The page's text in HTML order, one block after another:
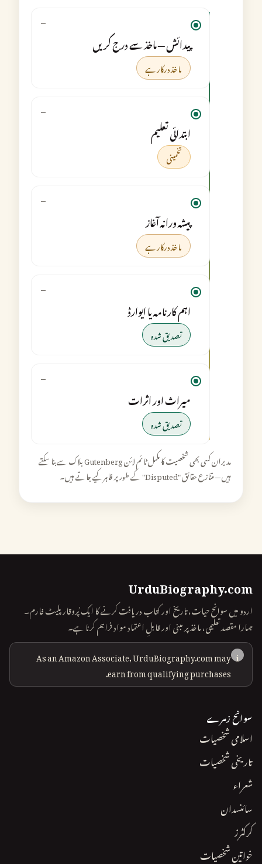
—
پیدائش — ماخذ سے درج کریں
ماخذ درکار ہے
—
ابتدائی تعلیم
تخمینی
—
پیشہ ورانہ آغاز
ماخذ درکار ہے
—
اہم کارنامہ یا ایوارڈ
تصدیق شدہ
—
میراث اور اثرات
تصدیق شدہ
مدیران کسی بھی شخصیت کا مکمل ٹائم لائن Gutenberg بلاک سے بنا سکتے
ہیں — متنازع حقائق "Disputed" کے طور پر ظاہر کیے جاتے ہیں۔
UrduBiography.com
اردو میں سوانح حیات، تاریخ اور کتاب دریافت کرنے کا ایک پُروقار پلیٹ فارم۔
ہمارا مقصد تعلیمی، ماخذ پر مبنی اور قابلِ اعتماد مواد فراہم کرنا ہے۔
i
As an Amazon Associate, UrduBiography.com may
earn from qualifying purchases.
سوانح زمرے
اسلامی شخصیات
تاریخی شخصیات
شعراء
سائنسدان
کرکٹرز
خواتین شخصیات